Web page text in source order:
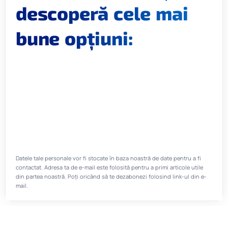
descoperă cele mai
bune opțiuni:
Datele tale personale vor fi stocate în baza noastră de date pentru a fi
contactat. Adresa ta de e-mail este folosită pentru a primi articole utile
din partea noastră. Poți oricând să te dezabonezi folosind link-ul din e-
mail.